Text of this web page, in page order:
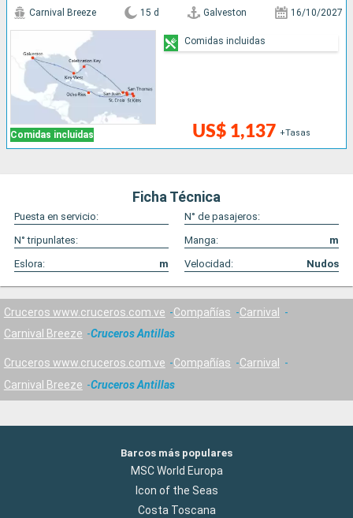
Comidas incluidas
Carnival Breeze 15 d Galveston 16/10/2027
US$ 1,137 +Tasas
Comidas incluidas
Ficha Técnica
Puesta en servicio:
N° de pasajeros:
N° tripunlates:
Manga:
m
Eslora:
m Velocidad: Nudos
Cruceros www.cruceros.com.ve Compañías
Carnival
Carnival Breeze
Cruceros Antillas
Cruceros www.cruceros.com.ve Compañías
Carnival
Carnival Breeze
Cruceros Antillas
Barcos más populares
MSC World Europa
Icon of the Seas
Costa Toscana